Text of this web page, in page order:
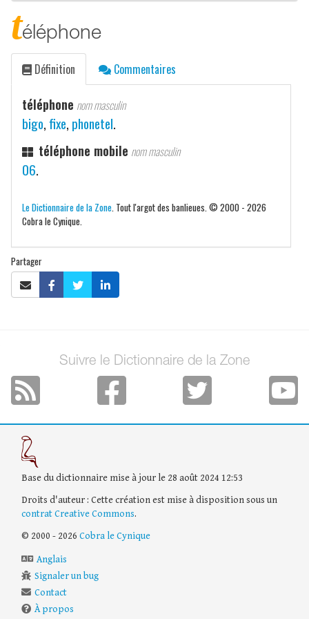
téléphone
Définition Commentaires
téléphone nom masculin
bigo,fixe, phonetel.
téléphone mobile nom masculin
06.
Le Dictionnaire de la Zone . Tout l'argot des banlieues. © 2000 - 2026
Cobra le Cynique.
Partager
Suivre le Dictionnaire de la Zone
Base du dictionnaire mise à jour le 28 août 2024 12:53
Droits d'auteur : Cette création est mise à disposition sous un
contrat Creative Commons.
© 2000 - 2026 Cobra le Cynique
Anglais
Signaler un bug
Contact
À propos